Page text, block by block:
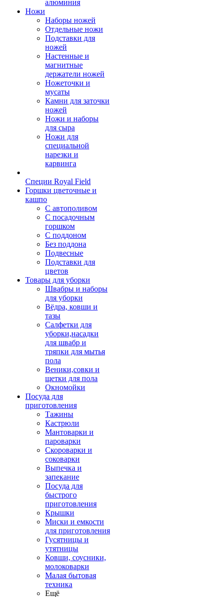
алюминия
Ножи
Наборы ножей
Отдельные ножи
Подставки для
ножей
Настенные и
магнитные
держатели ножей
Ножеточки и
мусаты
Камни для заточки
ножей
Ножи и наборы
для сыра
Ножи для
специальной
нарезки и
карвинга
Специи Royal Field
Горшки цветочные и
кашпо
С автополивом
С посадочным
горшком
С поддоном
Без поддона
Подвесные
Подставки для
цветов
Товары для уборки
Швабры и наборы
для уборки
Вёдра, ковши и
тазы
Салфетки для
уборки,насадки
для швабр и
тряпки для мытья
пола
Веники,совки и
щетки для пола
Окномойки
Посуда для
приготовления
Тажины
Кастрюли
Мантоварки и
пароварки
Скороварки и
соковарки
Выпечка и
запекание
Посуда для
быстрого
приготовления
Крышки
Миски и емкости
для приготовления
Гусятницы и
утятницы
Ковши, соусники,
молоковарки
Малая бытовая
техника
Ещё